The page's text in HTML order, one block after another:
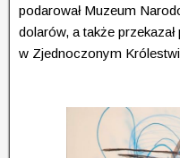
podarował Muzeum
dolarów, a także
w Zjednoczonym